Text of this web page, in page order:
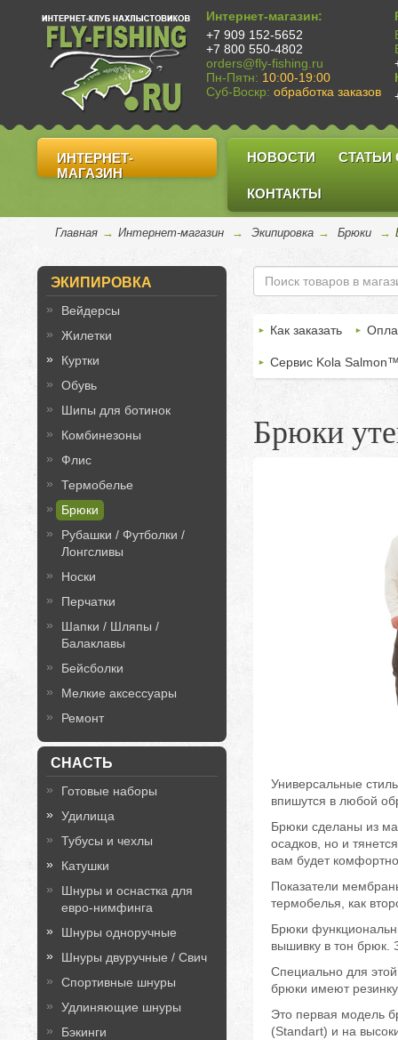
Интернет-магазин:
+7 909 152-5652
+7 800 550-4802
orders@fly-fishing.ru
Пн-Пятн: 10:00-19:00
Суб-Воскр: обработка заказов
ИНТЕРНЕТ-
МАГАЗИН
НОВОСТИ СТАТЬИ
КОНТАКТЫ
Главная → Интернет-магазин → Экипировка → Брюки →
ЭКИПИРОВКА
Вейдерсы
Жилетки
Куртки
Обувь
Шипы для ботинок
Комбинезоны
Флис
Термобелье
Брюки
Рубашки / Футболки /
Лонгсливы
Носки
Перчатки
Шапки / Шляпы /
Балаклавы
Бейсболки
Мелкие аксессуары
Ремонт
СНАСТЬ
Готовые наборы
Удилища
Тубусы и чехлы
Катушки
Шнуры и оснастка для
евро-нимфинга
Шнуры одноручные
Шнуры двуручные / Свич
Спортивные шнуры
Удлиняющие шнуры
Бэкинги
Как заказать
Сервис Kola
Брюки
Универсальные
впишутся в любой
Брюки сделаны из
осадков, но и
вам будет
Показатели
термобелья, как
Брюки
вышивку в тон брюк.
Специально для
брюки имеют
Это первая модель
(Standart) и на